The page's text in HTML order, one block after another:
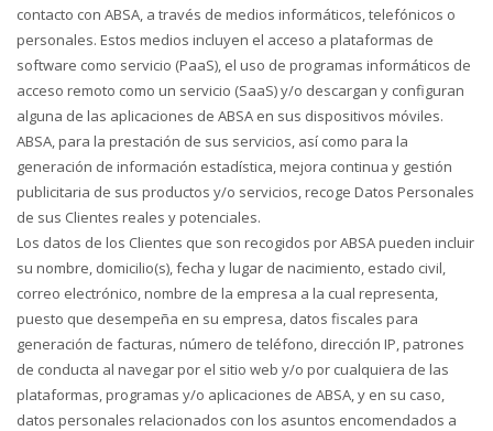
contacto con ABSA, a través de medios informáticos, telefónicos o
personales. Estos medios incluyen el acceso a plataformas de
software como servicio (PaaS), el uso de programas informáticos de
acceso remoto como un servicio (SaaS) y/o descargan y configuran
alguna de las aplicaciones de ABSA en sus dispositivos móviles.
ABSA, para la prestación de sus servicios, así como para la
generación de información estadística, mejora continua y gestión
publicitaria de sus productos y/o servicios, recoge Datos Personales
de sus Clientes reales y potenciales.
Los datos de los Clientes que son recogidos por ABSA pueden incluir
su nombre, domicilio(s), fecha y lugar de nacimiento, estado civil,
correo electrónico, nombre de la empresa a la cual representa,
puesto que desempeña en su empresa, datos fiscales para
generación de facturas, número de teléfono, dirección IP, patrones
de conducta al navegar por el sitio web y/o por cualquiera de las
plataformas, programas y/o aplicaciones de ABSA, y en su caso,
datos personales relacionados con los asuntos encomendados a